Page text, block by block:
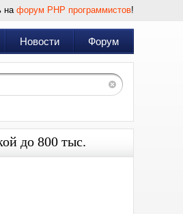
на форум PHP программистов!
Новости Форум
до 800 тыс.